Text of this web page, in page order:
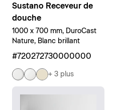
Sustano Receveur de
douche
1000 x 700 mm, DuroCast
Nature, Blanc brillant
#720272730000000
+ 3 plus